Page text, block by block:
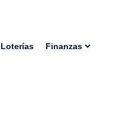
Loterías Finanzas